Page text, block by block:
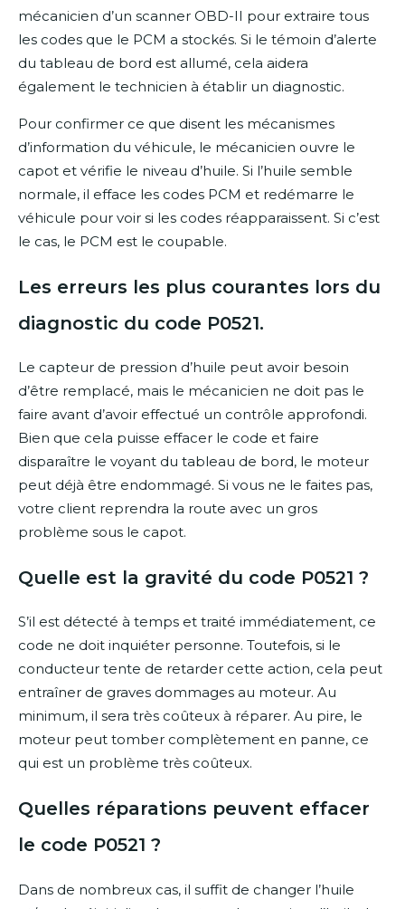
mécanicien d’un scanner OBD-II pour extraire tous
les codes que le PCM a stockés. Si le témoin d’alerte
du tableau de bord est allumé, cela aidera
également le technicien à établir un diagnostic.
Pour confirmer ce que disent les mécanismes
d’information du véhicule, le mécanicien ouvre le
capot et vérifie le niveau d’huile. Si l’huile semble
normale, il efface les codes PCM et redémarre le
véhicule pour voir si les codes réapparaissent. Si c’est
le cas, le PCM est le coupable.
Les erreurs les plus courantes lors du
diagnostic du code P0521.
Le capteur de pression d’huile peut avoir besoin
d’être remplacé, mais le mécanicien ne doit pas le
faire avant d’avoir effectué un contrôle approfondi.
Bien que cela puisse effacer le code et faire
disparaître le voyant du tableau de bord, le moteur
peut déjà être endommagé. Si vous ne le faites pas,
votre client reprendra la route avec un gros
problème sous le capot.
Quelle est la gravité du code P0521 ?
S’il est détecté à temps et traité immédiatement, ce
code ne doit inquiéter personne. Toutefois, si le
conducteur tente de retarder cette action, cela peut
entraîner de graves dommages au moteur. Au
minimum, il sera très coûteux à réparer. Au pire, le
moteur peut tomber complètement en panne, ce
qui est un problème très coûteux.
Quelles réparations peuvent effacer
le code P0521 ?
Dans de nombreux cas, il suffit de changer l’huile